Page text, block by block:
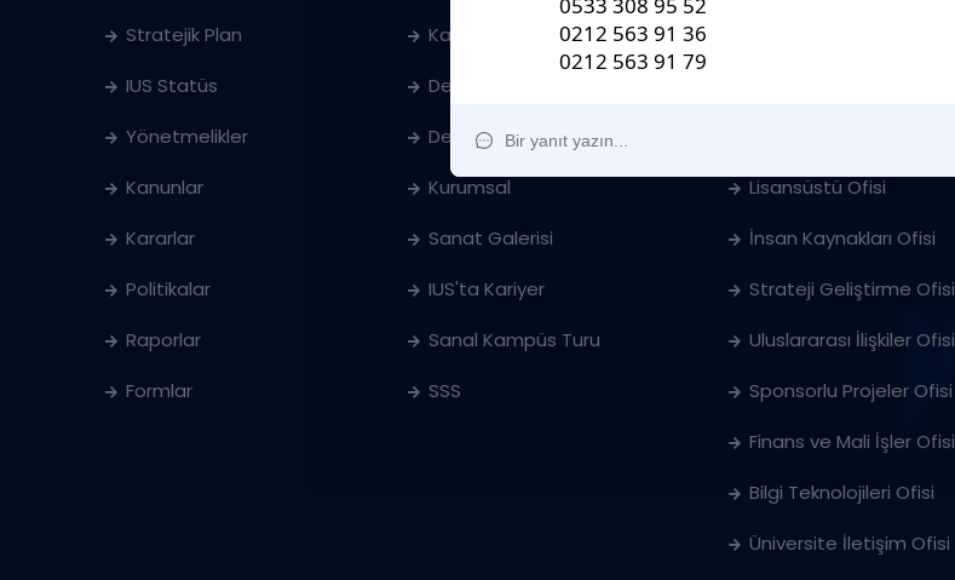
Stratejik Plan
IUS Statüs
Yönetmelikler
Kanunlar
Kararlar
Politikalar
Raporlar
Formlar
Kayıt Kabul
Denklik
Ders Katalogları
Kurumsal
Sanat Galerisi
IUS'ta Kariyer
Sanal Kampüs Turu
SSS
Lisansüstü Ofisi
İnsan Kaynakları Ofisi
Strateji Geliştirme Ofisi
Uluslararası İlişkiler Ofisi
Sponsorlu Projeler Ofisi
Finans ve Mali İşler Ofisi
Bilgi Teknolojileri Ofisi
Üniversite İletişim Ofisi